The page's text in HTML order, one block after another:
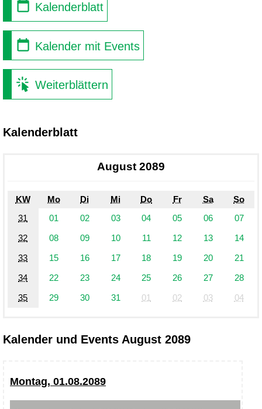
Kalenderblatt
Kalender mit Events
Weiterblättern
Kalenderblatt
August 2089
KW Mo Di Mi Do Fr Sa
So
31
01 02 03 04 05 06
07
32
08 09 10 11 12 13
14
33
15 16 17 18 19 20
21
34
22 23 24 25 26 27
28
35
29 30 31 01 02 03 04
Kalender und Events August 2089
Montag, 01.08.2089